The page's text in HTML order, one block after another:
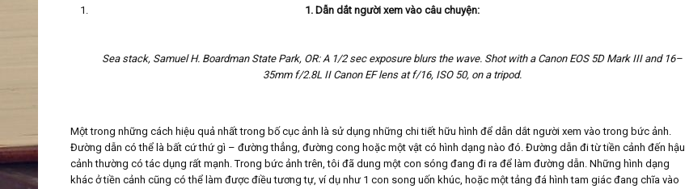
1. Dẫn dắt người xem vào câu chuyện:
Sea stack, Samuel H. Boardman State Park, OR: A 1/2 sec exposure blurs the wave. Shot with a Canon EOS 5D Mark III and 16–
35mm f/2.8L II Canon EF lens at f/16, ISO 50, on a tripod.
Một trong những cách hiệu quả nhất trong bố cục ảnh là sử dụng những chi tiết hữu hình để dẫn dắt người xem vào trong bức ảnh.
Đường dẫn có thể là bất cứ thứ gì – đường thẳng, đường cong hoặc một vật có hình dạng nào đó. Đường dẫn đi từ tiền cảnh đến hậu
cảnh thường có tác dụng rất mạnh. Trong bức ảnh trên, tôi đã dung một con sóng đang đi ra để làm đường dẫn. Những hình dạng
khác ở tiền cảnh cũng có thể làm được điều tương tự, ví dụ như 1 con song uốn khúc, hoặc một tảng đá hình tam giác đang chĩa vào